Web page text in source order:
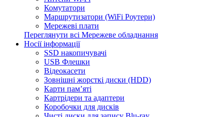
Комутатори
Маршрутизатори (WiFi Роутери)
Мережеві плати
Переглянути всі Мережеве обладнання
Носії інформації
SSD накопичувачі
USB Флешки
Відеокасети
Зовнішні жорсткі диски (HDD)
Карти пам’яті
Картрідери та адаптери
Коробочки для дисків